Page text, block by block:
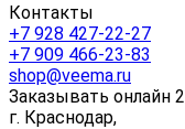
Контакты
+7 928 427-22-27
+7 909 466-23-83
shop@veema.ru
Заказывать онлайн
г. Краснодар,